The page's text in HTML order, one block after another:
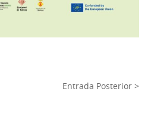
Entrada Posterior >